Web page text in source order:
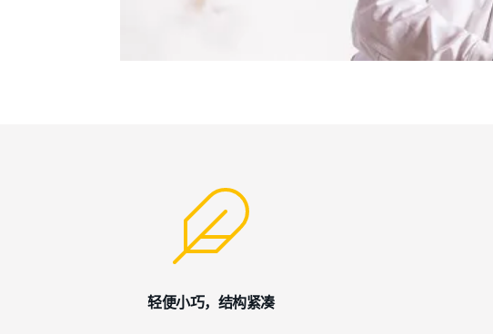
轻便小巧，结构紧凑